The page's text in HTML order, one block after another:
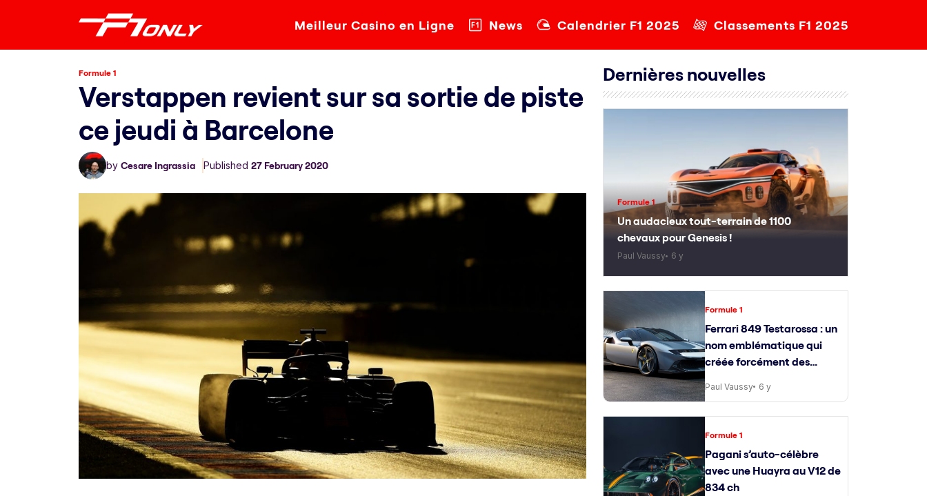
Meilleur Casino en Ligne News Calendrier F1 2025 Classements F1 2025
Formule 1
Verstappen revient sur sa sortie de piste
ce jeudi à Barcelone
by Cesare Ingrassia Published 27 February 2020
Dernières nouvelles
Formule 1
Un audacieux tout-terrain de 1100
chevaux pour Genesis !
Paul Vaussy 6 y
Formule 1
Ferrari 849 Testarossa : un
nom emblématique qui
créée forcément des
attentes
Paul Vaussy 6 y
Formule 1
Pagani s’auto-célèbre
avec une Huayra au V12 de
834 ch